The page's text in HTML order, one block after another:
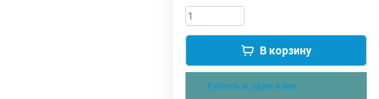
24000,00 ₽.
Количество
товара
Готовый
умный
Roximo
В корзину
Купить в один клик